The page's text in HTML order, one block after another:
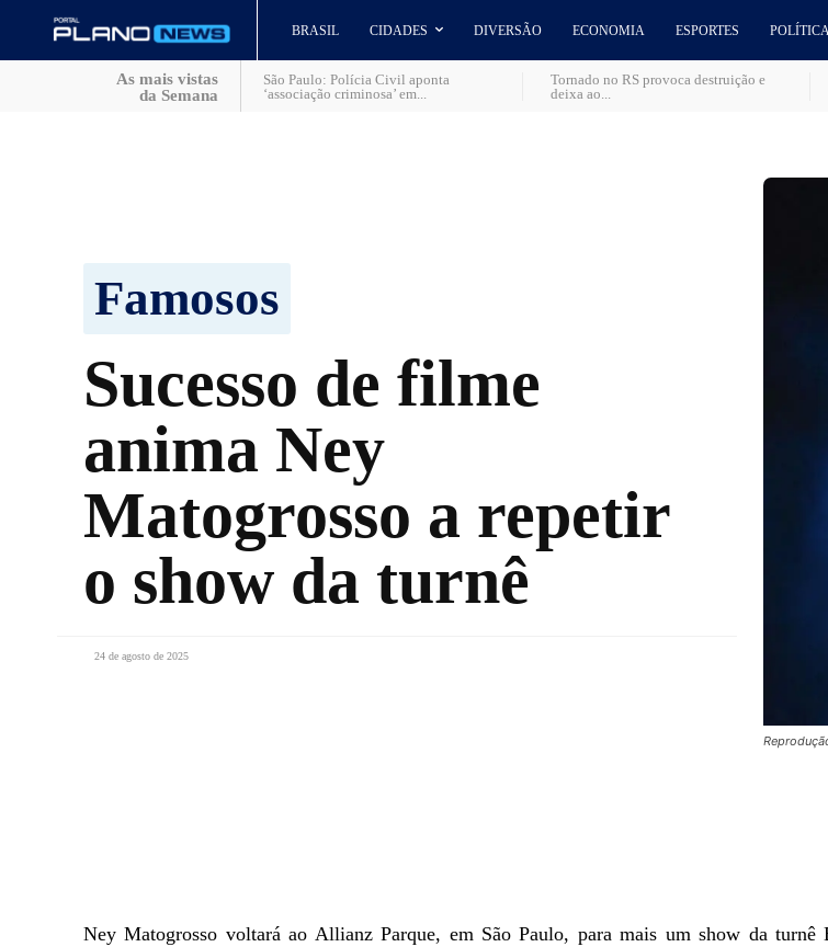
BRASIL CIDADES DIVERSÃO ECONOMIA ESPORTES POLÍTICA
As mais vistas
da Semana
São Paulo: Polícia Civil aponta
‘associação criminosa’ em...
Tornado no RS provoca destruição e
deixa ao...
Famosos
Sucesso de filme
anima Ney
Matogrosso a repetir
o show da turnê
24 de agosto de 2025
Ney Matogrosso voltará ao Allianz Parque, em São Paulo, para mais um show da